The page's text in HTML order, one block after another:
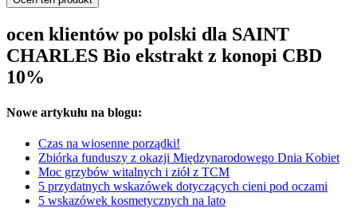
ocen klientów po polski dla SAINT
CHARLES Bio ekstrakt z konopi CBD
10%
Nowe artykułu na blogu:
Czas na wiosenne porządki!
Zbiórka funduszy z okazji Międzynarodowego Dnia Kobiet
Moc grzybów witalnych i ziół z TCM
5 przydatnych wskazówek dotyczących cieni pod oczami
5 wskazówek kosmetycznych na lato